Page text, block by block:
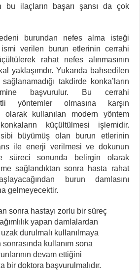
bu ilaçların başarı şansı da çok
nedeni burundan nefes alma isteği
verilen burun etlerinin cerrahi
rahat nefes alınmasının
yaklaşımdır. Yukarıda bahsedilen
takdirde konka’ların
başvurulur. Bu cerrahi
yöntemler olmasına karşın
olarak kullanılan modern yöntem
küçültülmesi işlemidir.
büyümüş olan burun etlerinin
ile enerji verilmesi ve dokunun
süreci sonunda belirgin olarak
sağlandıktan sonra hasta rahat
burun damlasını
gelmeyecektir.
sonra hastayı zorlu bir süreç
yapan damlalardan
durulmalı kullanılmaya
kullanım sona
devam ettiğini
bir doktora başvurulmalıdır.